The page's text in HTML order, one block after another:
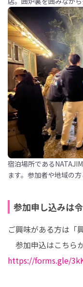
宿泊場所である
ます。参加者や地域の方
参加申し込みは
ご興味がある方は「
https://forms.gle/